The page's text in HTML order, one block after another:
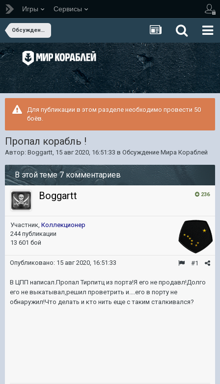
Игры Сервисы
Обсуждение Мира Кораблей
Для публикации в этом разделе необходимо провести 50
боёв.
Пропал корабль !
Автор: Boggartt, 15 авг 2020, 16:51:33 в Обсуждение Мира Кораблей
В этой теме 7 комментариев
236
Boggartt
Участник, Коллекционер
244 публикации
13 601 бой
#1
Опубликовано: 15 авг 2020, 16:51:33
В ЦПП написал.Пропал Тирпитц из порта!Я его не продавл!Долго
его не выкатывал,решил проветрить и....его в порту не
обнаружил!Что делать и кто нить еще с таким сталкивался?